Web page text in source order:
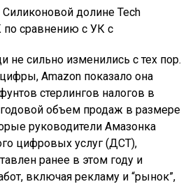
долине Tech
по сравнению с УК с
не сильно изменились с тех пор.
Amazon показало она
стерлингов налогов в
объем продаж в размере
руководители Амазонка
цифровых услуг (ДСТ),
ранее в этом году и
включая рекламу и “рынок”,